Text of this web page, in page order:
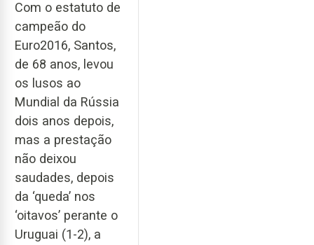
Com o estatuto de
campeão do
Euro2016, Santos,
de 68 anos, levou
os lusos ao
Mundial da Rússia
dois anos depois,
mas a prestação
não deixou
saudades, depois
da ‘queda’ nos
‘oitavos’ perante o
Uruguai (1-2), a